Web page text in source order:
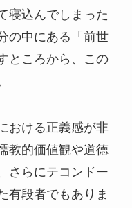
寝込んでしまった
の中にある「前世
ところから、この
おける正義感が非
教的価値観や道徳
さらにテコンドー
有段者でもありま